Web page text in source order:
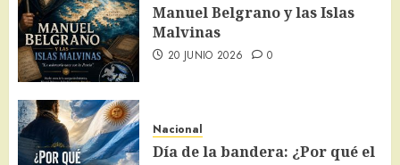
Manuel Belgrano y las Islas
Malvinas
20 JUNIO 2026 0
Nacional
Día de la bandera: ¿Por qué el